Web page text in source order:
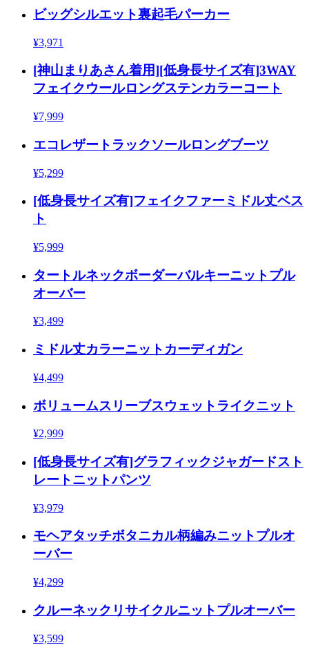
ビッグシルエット裏起毛パーカー
¥3,971
[神山まりあさん着用][低身長サイズ有]3WAY
フェイクウールロングステンカラーコート
¥7,999
エコレザートラックソールロングブーツ
¥5,299
[低身長サイズ有]フェイクファーミドル丈ベス
ト
¥5,999
タートルネックボーダーバルキーニットプル
オーバー
¥3,499
ミドル丈カラーニットカーディガン
¥4,499
ボリュームスリーブスウェットライクニット
¥2,999
[低身長サイズ有]グラフィックジャガードスト
レートニットパンツ
¥3,979
モヘアタッチボタニカル柄編みニットプルオ
ーバー
¥4,299
クルーネックリサイクルニットプルオーバー
¥3,599